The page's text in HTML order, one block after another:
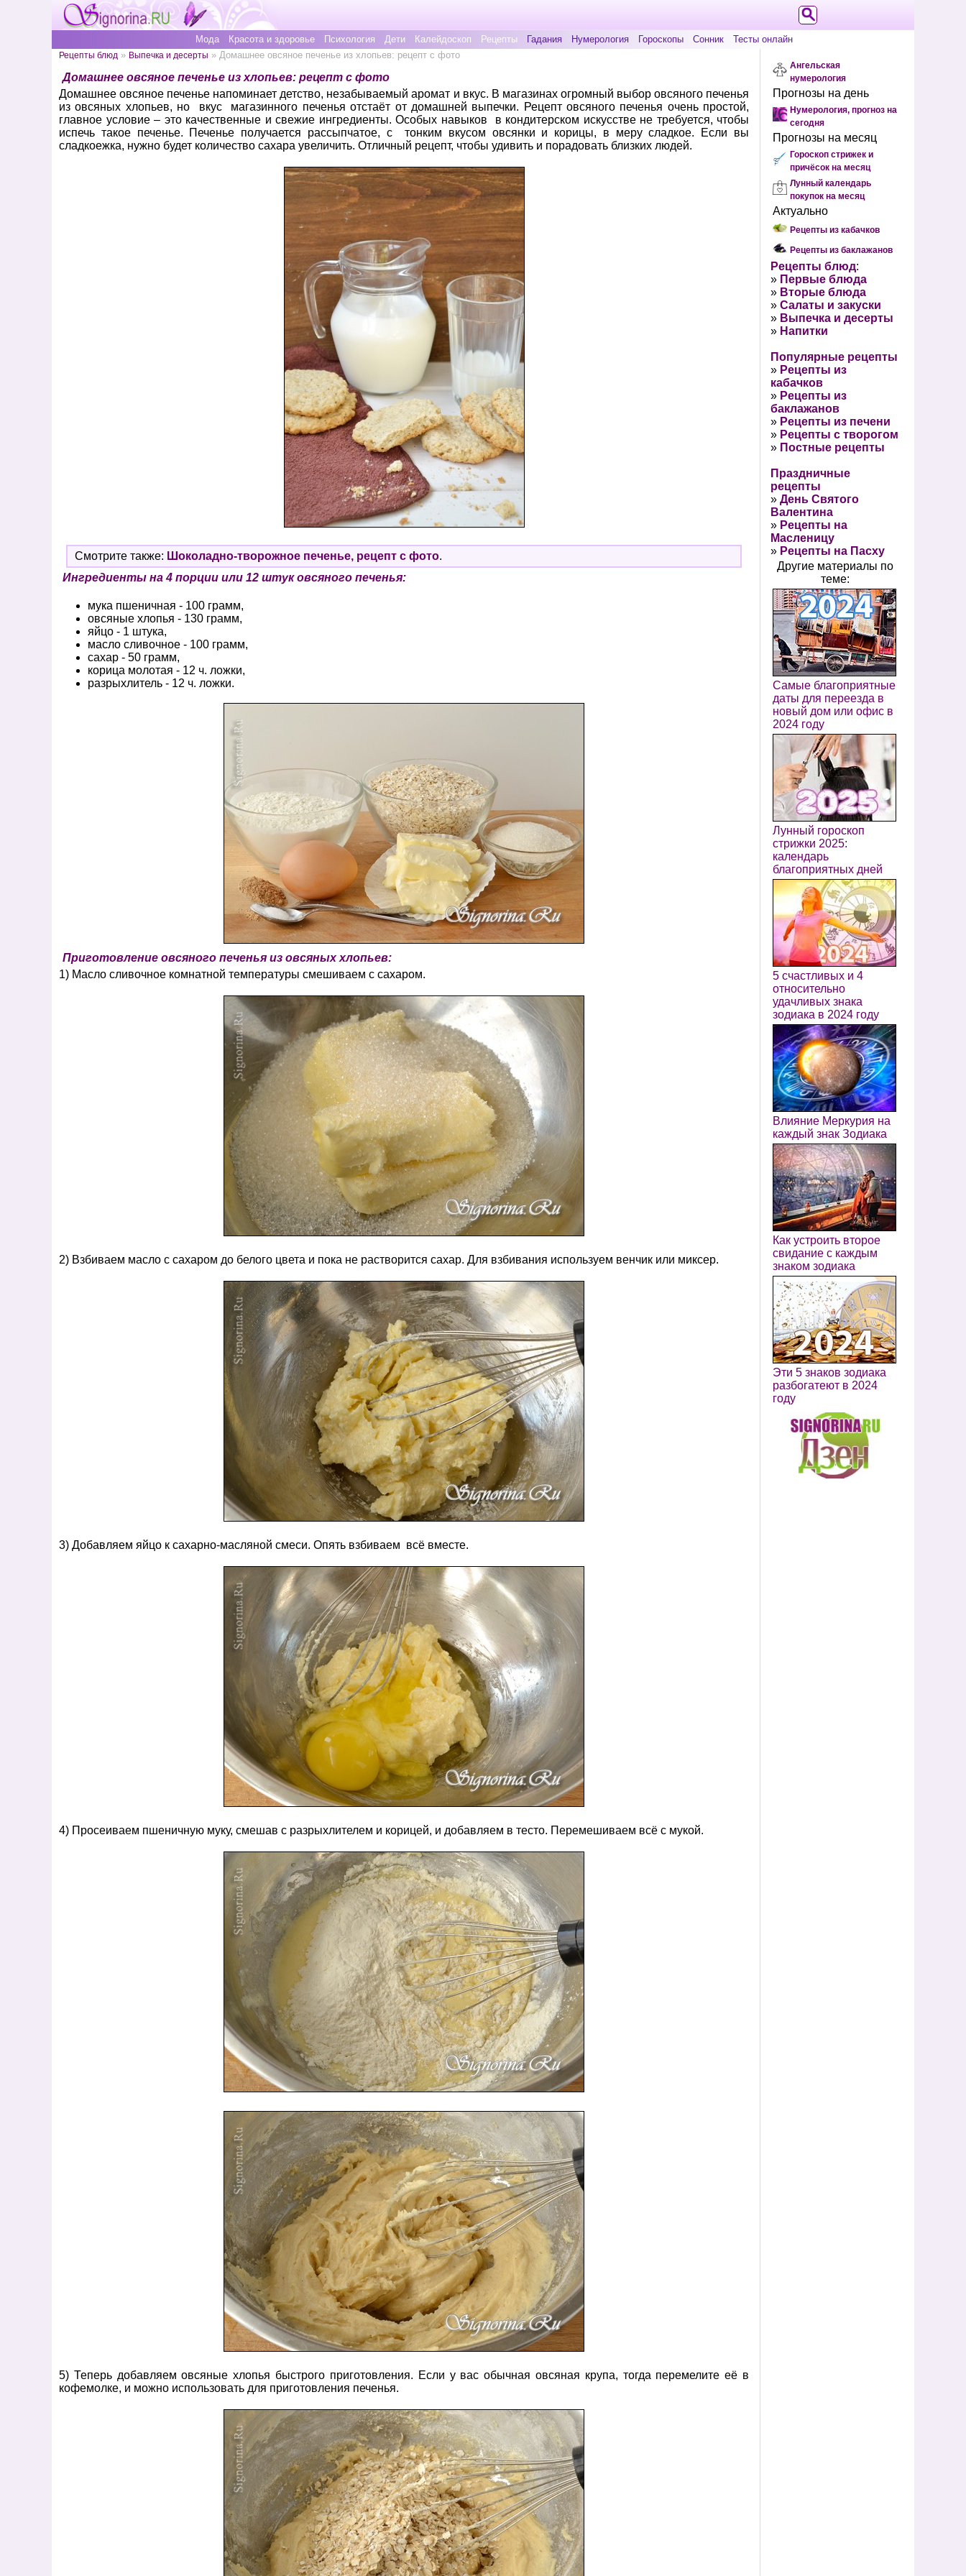
Мода Красота и здоровье Психология Дети Калейдоскоп Рецепты Гадания Нумерология Гороскопы Сонник Тесты онлайн
Рецепты блюд » Выпечка и десерты » Домашнее овсяное печенье из хлопьев: рецепт с фото
Домашнее овсяное печенье из хлопьев: рецепт с фото
Домашнее овсяное печенье напоминает детство, незабываемый аромат и вкус. В магазинах огромный выбор овсяного печенья
из овсяных хлопьев, но вкус магазинного печенья отстаёт от домашней выпечки. Рецепт овсяного печенья очень простой,
главное условие – это качественные и свежие ингредиенты. Особых навыков в кондитерском искусстве не требуется, чтобы
испечь такое печенье. Печенье получается рассыпчатое, с тонким вкусом овсянки и корицы, в меру сладкое. Если вы
сладкоежка, нужно будет количество сахара увеличить. Отличный рецепт, чтобы удивить и порадовать близких людей.
Смотрите также: Шоколадно-творожное печенье, рецепт с фото.
Ингредиенты на 4 порции или 12 штук овсяного печенья:
мука пшеничная - 100 грамм,
овсяные хлопья - 130 грамм,
яйцо - 1 штука,
масло сливочное - 100 грамм,
сахар - 50 грамм,
корица молотая - 12 ч. ложки,
разрыхлитель - 12 ч. ложки.
Приготовление овсяного печенья из овсяных хлопьев:
1) Масло сливочное комнатной температуры смешиваем с сахаром.
2) Взбиваем масло с сахаром до белого цвета и пока не растворится сахар. Для взбивания используем венчик или миксер.
3) Добавляем яйцо к сахарно-масляной смеси. Опять взбиваем всё вместе.
4) Просеиваем пшеничную муку, смешав с разрыхлителем и корицей, и добавляем в тесто. Перемешиваем всё с мукой.
5) Теперь добавляем овсяные хлопья быстрого приготовления. Если у вас обычная овсяная крупа, тогда перемелите её в
кофемолке, и можно использовать для приготовления печенья.
Ангельская
нумерология
Прогнозы на день
Нумерология, прогноз на
сегодня
Прогнозы на месяц
Гороскоп стрижек и
причёсок на месяц
Лунный календарь
покупок на месяц
Актуально
Рецепты из кабачков
Рецепты из баклажанов
Рецепты блюд:
» Первые блюда
» Вторые блюда
» Салаты и закуски
» Выпечка и десерты
» Напитки
Популярные рецепты
» Рецепты из
кабачков
» Рецепты из
баклажанов
» Рецепты из печени
» Рецепты с творогом
» Постные рецепты
Праздничные
рецепты
» День Святого
Валентина
» Рецепты на
Масленицу
» Рецепты на Пасху
Другие материалы по
теме:
Самые благоприятные
даты для переезда в
новый дом или офис в
2024 году
Лунный гороскоп
стрижки 2025:
календарь
благоприятных дней
5 счастливых и 4
относительно
удачливых знака
зодиака в 2024 году
Влияние Меркурия на
каждый знак Зодиака
Как устроить второе
свидание с каждым
знаком зодиака
Эти 5 знаков зодиака
разбогатеют в 2024
году